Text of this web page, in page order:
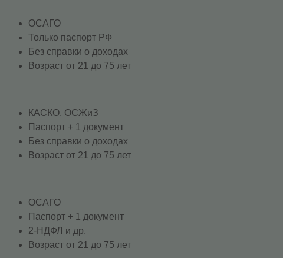
ОСАГО
Только паспорт РФ
Без справки о доходах
Возраст от 21 до 75 лет
КАСКО, ОСЖиЗ
Паспорт + 1 документ
Без справки о доходах
Возраст от 21 до 75 лет
ОСАГО
Паспорт + 1 документ
2-НДФЛ и др.
Возраст от 21 до 75 лет